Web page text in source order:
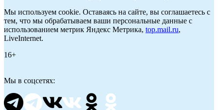
Мы используем cookie. Оставаясь на сайте, вы соглашаетесь с
тем, что мы обрабатываем ваши персональные данные с
использованием метрик Яндекс Метрика, top.mail.ru,
LiveInternet.
16+
Мы в соцсетях: